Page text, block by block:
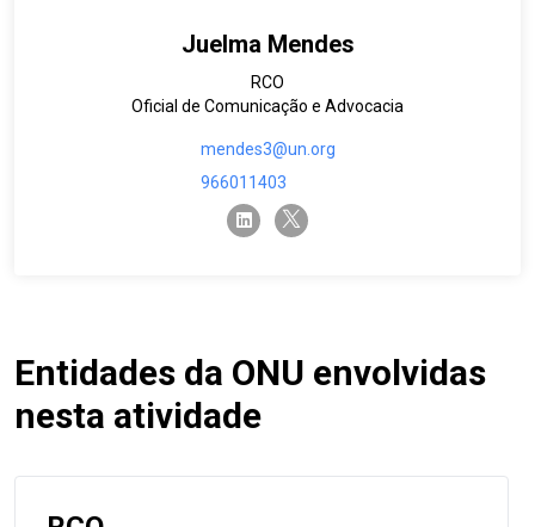
Juelma Mendes
RCO
Oficial de Comunicação e Advocacia
mendes3@un.org
966011403
linkedintwitter-x
Entidades da ONU envolvidas
nesta atividade